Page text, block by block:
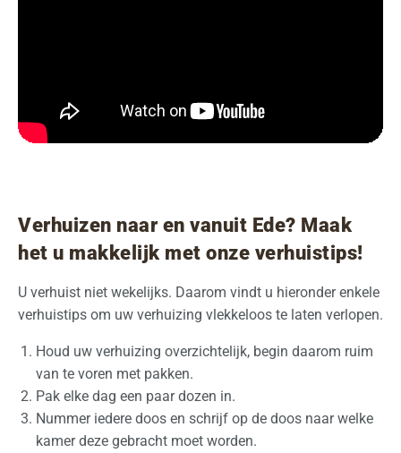
Verhuizen naar en vanuit Ede? Maak
het u makkelijk met onze verhuistips!
U verhuist niet wekelijks. Daarom vindt u hieronder enkele
verhuistips om uw verhuizing vlekkeloos te laten verlopen.
Houd uw verhuizing overzichtelijk, begin daarom ruim
van te voren met pakken.
Pak elke dag een paar dozen in.
Nummer iedere doos en schrijf op de doos naar welke
kamer deze gebracht moet worden.